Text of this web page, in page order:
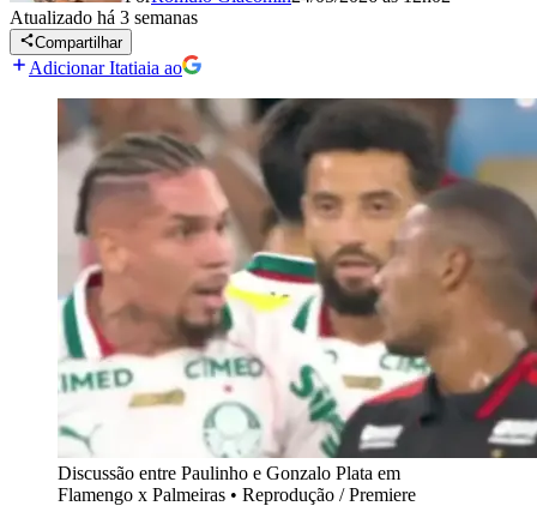
Atualizado há 3 semanas
Compartilhar
Adicionar Itatiaia ao
Discussão entre Paulinho e Gonzalo Plata em
Flamengo x Palmeiras • Reprodução / Premiere